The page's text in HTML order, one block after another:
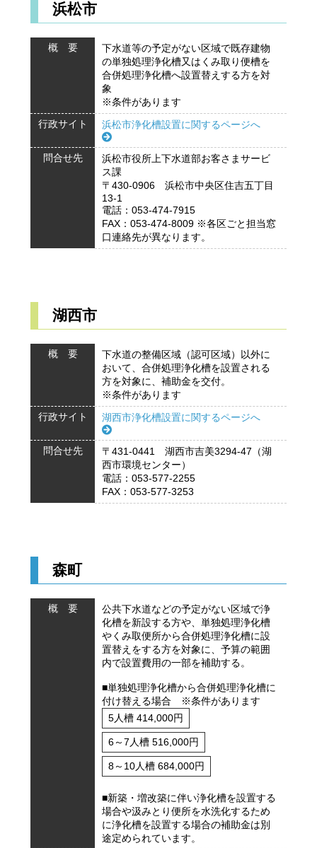
浜松市
概 要
下水道等の予定がない区域で既存建物
の単独処理浄化槽又はくみ取り便槽を
合併処理浄化槽へ設置替えする方を対
象
※条件があります
行政サイト 浜松市浄化槽設置に関するページへ
問合せ先
浜松市役所上下水道部お客さまサービ
ス課
〒430-0906 浜松市中央区住吉五丁目
13-1
電話：053-474-7915
FAX：053-474-8009 ※各区ごと担当窓
口連絡先が異なります。
湖西市
概 要
下水道の整備区域（認可区域）以外に
おいて、合併処理浄化槽を設置される
方を対象に、補助金を交付。
※条件があります
行政サイト 湖西市浄化槽設置に関するページへ
問合せ先
〒431-0441 湖西市吉美3294-47（湖
西市環境センター）
電話：053-577-2255
FAX：053-577-3253
森町
概 要
公共下水道などの予定がない区域で浄
化槽を新設する方や、単独処理浄化槽
やくみ取便所から合併処理浄化槽に設
置替えをする方を対象に、予算の範囲
内で設置費用の一部を補助する。
■単独処理浄化槽から合併処理浄化槽に
付け替える場合 ※条件があります
5人槽 414,000円
6～7人槽 516,000円
8～10人槽 684,000円
■新築・増改築に伴い浄化槽を設置する
場合や汲みとり便所を水洗化するため
に浄化槽を設置する場合の補助金は別
途定められています。